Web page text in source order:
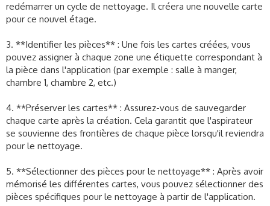
redémarrer un cycle de nettoyage. Il créera une nouvelle carte
pour ce nouvel étage.
3. **Identifier les pièces** : Une fois les cartes créées, vous
pouvez assigner à chaque zone une étiquette correspondant à
la pièce dans l'application (par exemple : salle à manger,
chambre 1, chambre 2, etc.)
4. **Préserver les cartes** : Assurez-vous de sauvegarder
chaque carte après la création. Cela garantit que l'aspirateur
se souvienne des frontières de chaque pièce lorsqu'il reviendra
pour le nettoyage.
5. **Sélectionner des pièces pour le nettoyage** : Après avoir
mémorisé les différentes cartes, vous pouvez sélectionner des
pièces spécifiques pour le nettoyage à partir de l'application.